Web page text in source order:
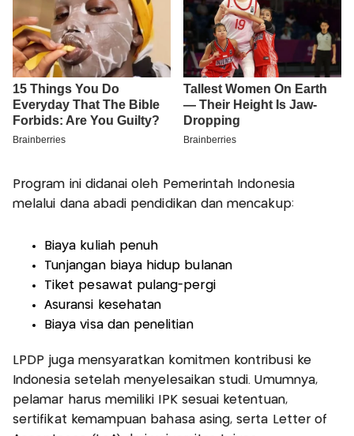
Program ini didanai oleh Pemerintah Indonesia
melalui dana abadi pendidikan dan mencakup:
Biaya kuliah penuh
Tunjangan biaya hidup bulanan
Tiket pesawat pulang-pergi
Asuransi kesehatan
Biaya visa dan penelitian
LPDP juga mensyaratkan komitmen kontribusi ke
Indonesia setelah menyelesaikan studi. Umumnya,
pelamar harus memiliki IPK sesuai ketentuan,
sertifikat kemampuan bahasa asing, serta Letter of